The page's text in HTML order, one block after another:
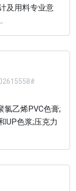
及用料专业意
氯乙烯PVC色膏;
UP色浆;压克力